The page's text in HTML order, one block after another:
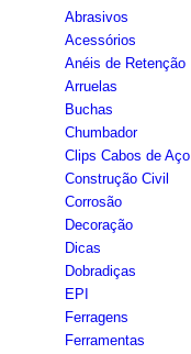
Abrasivos
Acessórios
Anéis de Retenção
Arruelas
Buchas
Chumbador
Clips Cabos de Aço
Construção Civil
Corrosão
Decoração
Dicas
Dobradiças
EPI
Ferragens
Ferramentas